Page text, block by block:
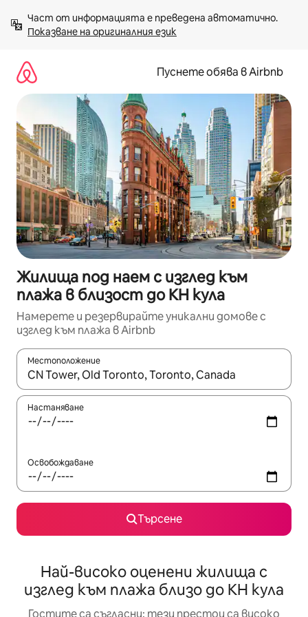
към
съдържанието
Показване на оригиналния език
Пуснете обява в Airbnb
Жилища под наем с изглед към
плажа в близост до КН кула
Намерете и резервирайте уникални домове с
изглед към плажа в Airbnb
Местоположение
Когато резултатите се покажат, използвайте
Настаняване
Освобождаване
Търсене
Най-високо оценени жилища с
изглед към плажа близо до КН кула
Гостите са съгласни: тези престои са високо